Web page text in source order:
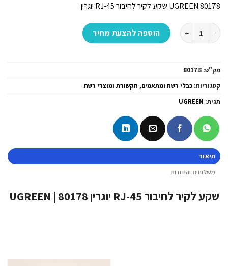
UGREEN 80178 שקע לקיר לחיבור RJ-45 יוגרין
כמות של שקע לקיר לחיבור RJ-45 יוגרין UGREEN | 80178הוספה להצעת מחיר
מק"ט: 80178
קטגוריות: כבלי רשת ומתאמים, תקשורת ומוצרי רשת
תגית: UGREEN
תיאור
משלוחים והחזרות
שקע לקיר לחיבור RJ-45 יוגרין UGREEN | 80178